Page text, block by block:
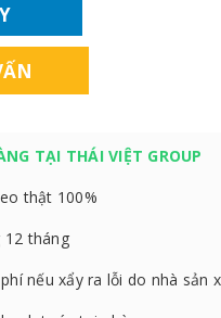
TẠI THÁI VIỆT GROUP
thật 100%
12 tháng
nếu xẩy ra lỗi do nhà sản